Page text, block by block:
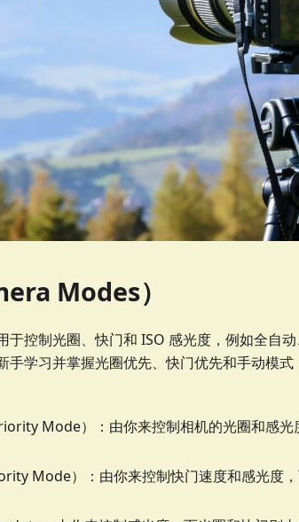
Modes）
于控制光圈、快门和 ISO 感光度，例如全自
手学习并掌握光圈优先、快门优先和手动模
Mode）：由你来控制相机的光圈和感光
Mode）：由你来控制快门速度和感光度